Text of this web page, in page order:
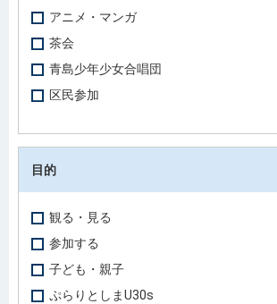
アニメ・マンガ
茶会
青島少年少女合唱団
区民参加
目的
観る・見る
参加する
子ども・親子
ぷらりとしまU30s